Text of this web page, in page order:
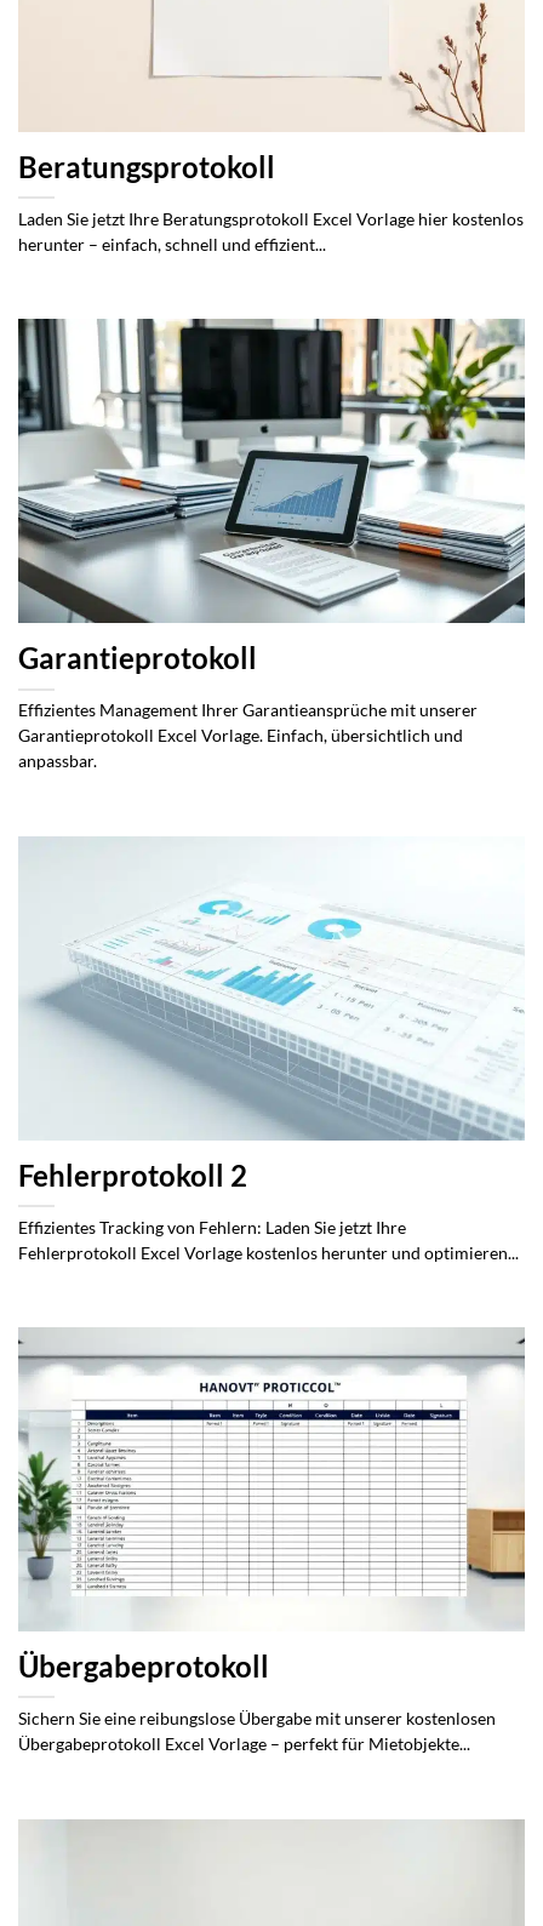
Beratungsprotokoll
Laden Sie jetzt Ihre Beratungsprotokoll Excel Vorlage hier kostenlos
herunter – einfach, schnell und effizient...
Garantieprotokoll
Effizientes Management Ihrer Garantieansprüche mit unserer
Garantieprotokoll Excel Vorlage. Einfach, übersichtlich und
anpassbar.
Fehlerprotokoll 2
Effizientes Tracking von Fehlern: Laden Sie jetzt Ihre
Fehlerprotokoll Excel Vorlage kostenlos herunter und optimieren...
Übergabeprotokoll
Sichern Sie eine reibungslose Übergabe mit unserer kostenlosen
Übergabeprotokoll Excel Vorlage – perfekt für Mietobjekte...